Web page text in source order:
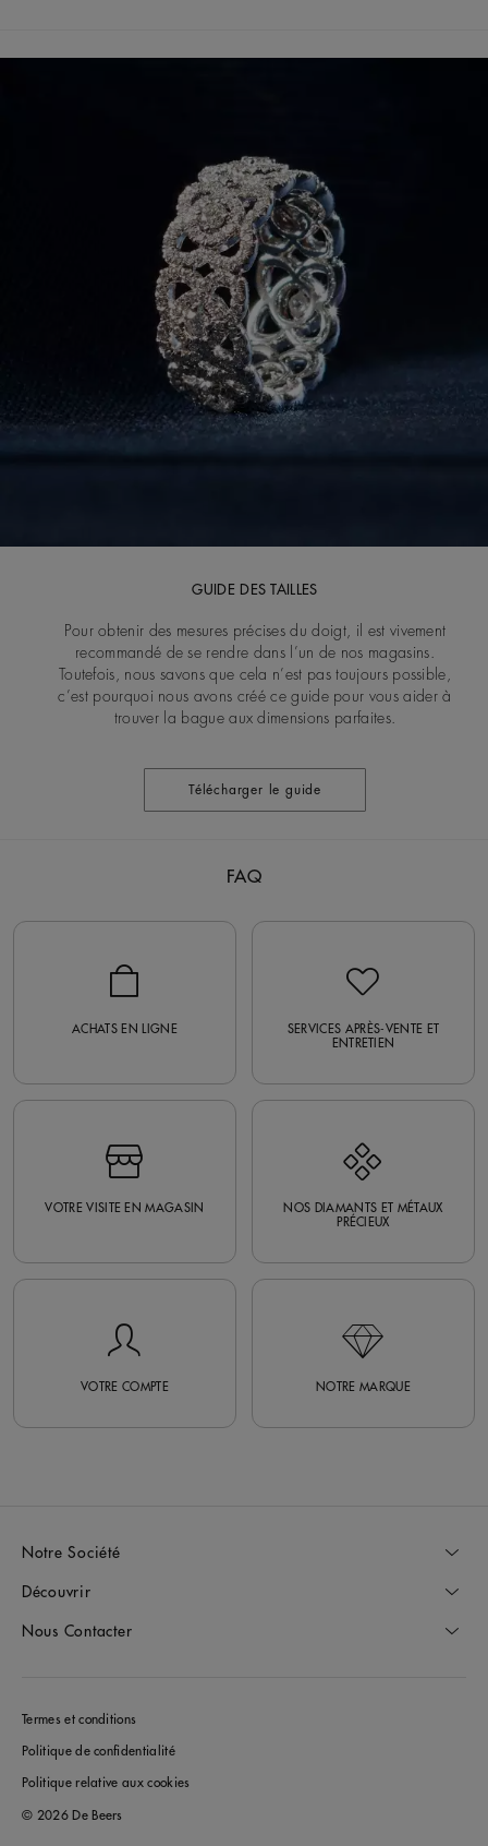
GUIDE DES TAILLES
Pour obtenir des mesures précises du doigt, il est vivement
recommandé de se rendre dans l’un de nos magasins.
Toutefois, nous savons que cela n’est pas toujours possible,
c’est pourquoi nous avons créé ce guide pour vous aider à
trouver la bague aux dimensions parfaites.
Télécharger le guide
FAQ
ACHATS EN LIGNE
SERVICES APRÈS-VENTE ET
ENTRETIEN
VOTRE VISITE EN MAGASIN
NOS DIAMANTS ET MÉTAUX
PRÉCIEUX
VOTRE COMPTE NOTRE MARQUE
Notre Société
Découvrir
Nous Contacter
Termes et conditions
Politique de confidentialité
Politique relative aux cookies
© 2026 De Beers